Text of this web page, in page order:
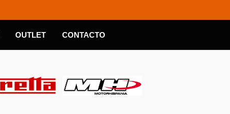
OUTLET CONTACTO